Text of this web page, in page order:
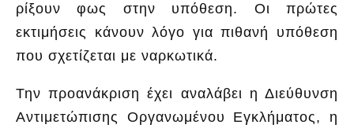
ρίξουν φως στην υπόθεση. Οι πρώτες
εκτιμήσεις κάνουν λόγο για πιθανή υπόθεση
που σχετίζεται με ναρκωτικά.
Την προανάκριση έχει αναλάβει η Διεύθυνση
Αντιμετώπισης Οργανωμένου Εγκλήματος, η